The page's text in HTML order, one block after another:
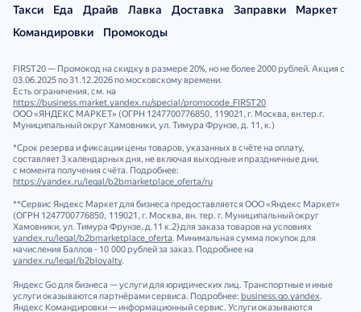
Такси Еда Драйв Лавка Доставка Заправки
Маркет
Командировки
Промокоды
FIRST20 — Промокод на скидку в размере 20%, но не более 2000 рублей. Акция с
03.06.2025 по 31.12.2026 по московскому времени.
Есть ограничения, см. на
https://business.market.yandex.ru/special/promocode_FIRST20
ООО «ЯНДЕКС МАРКЕТ» (ОГРН 1247700776850, 119021, г. Москва, вн.тер.г.
Муниципальный округ Хамовники, ул. Тимура Фрунзе, д. 11, к.)
*Срок резерва и фиксации цены товаров, указанных в счёте на оплату,
составляет 3 календарных дня, не включая выходные и праздничные дни,
с момента получения счёта. Подробнее:
https://yandex.ru/legal/b2bmarketplace_oferta/ru
**Сервис Яндекс Маркет для бизнеса предоставляется ООО «Яндекс Маркет»
(ОГРН 1247700776850, 119021, г. Москва, вн. тер. г. Муниципальный округ
Хамовники, ул. Тимура Фрунзе, д.11 к.2) для заказа товаров на условиях
yandex.ru/legal/b2bmarketplace_oferta. Минимальная сумма покупок для
начисления Баллов - 10 000 рублей за заказ. Подробнее на
yandex.ru/legal/b2bloyalty.
Яндекс Go для бизнеса — услуги для юридических лиц. Транспортные и иные
услуги оказываются партнёрами сервиса. Подробнее: business.go.yandex.
Яндекс Командировки — информационный сервис. Услуги оказываются